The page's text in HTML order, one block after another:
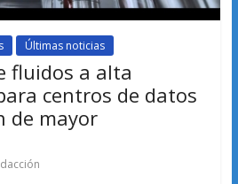
Últimas noticias
fluidos a alta
centros de datos
de mayor